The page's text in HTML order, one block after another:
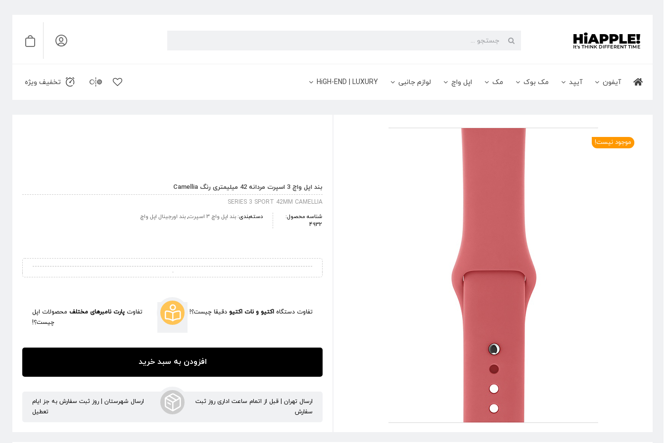
content
جستجو
آیفون آیپد مک بوک مک اپل واچ لوازم جانبی HiGH-END | LUXURY تخفیف ویژه
موجود نیست!
بند اپل واچ 3 اسپرت مردانه 42 میلیمتری رنگ Camellia
SERIES 3 SPORT 42MM CAMELLIA
شناسه محصول:
4932
دسته‌بندی:بند اپل واچ 3 اسپرت ,بند اورجینال اپل واچ
تفاوت دستگاه اکتیو و نات اکتیو دقیقا چیست؟! تفاوت پارت نامبرهای مختلف محصولات اپل
چیست؟!
افزودن به سبد خرید
ارسال تهران | قبل از اتمام ساعت اداری روز ثبت
سفارش
ارسال شهرستان | روز ثبت سفارش به جز ایام
تعطیل